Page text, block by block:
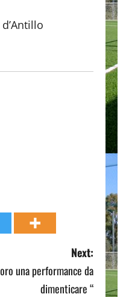
Next:
una performance da
dimenticare “